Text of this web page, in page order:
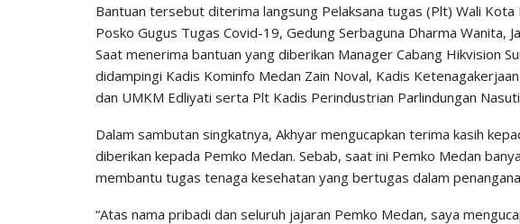
Bantuan tersebut diterima langsung Pelaksana tugas (Plt) Wali Kota
Posko Gugus Tugas Covid-19, Gedung Serbaguna Dharma Wanita,
Saat menerima bantuan yang diberikan Manager Cabang Hikvision
didampingi Kadis Kominfo Medan Zain Noval, Kadis
dan UMKM Edliyati serta Plt Kadis Perindustrian Parlindungan
Dalam sambutan singkatnya, Akhyar mengucapkan terima kasih
diberikan kepada Pemko Medan. Sebab, saat ini Pemko Medan
membantu tugas tenaga kesehatan yang bertugas dalam
“Atas nama pribadi dan seluruh jajaran Pemko Medan, saya